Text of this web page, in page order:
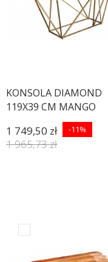
KONSOLA DIAMOND
119X39 CM MANGO
1 749,50 zł -11%
1 965,73 zł